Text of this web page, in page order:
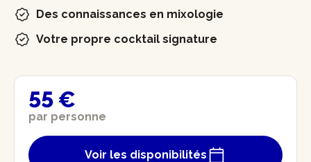
Des connaissances en mixologie
Votre propre cocktail signature
55 €
par personne
Voir les disponibilités